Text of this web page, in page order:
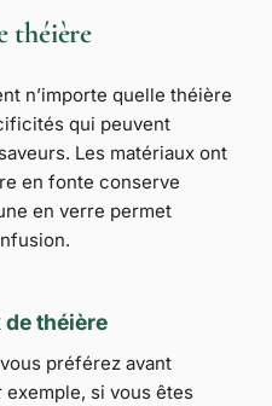
théière
n’importe quelle théière
qui peuvent
Les matériaux ont
en fonte conserve
en verre permet
de théière
préférez avant
exemple, si vous êtes